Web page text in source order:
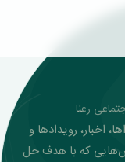
رعنا
اخبار، رویدادها و
که با هدف حل